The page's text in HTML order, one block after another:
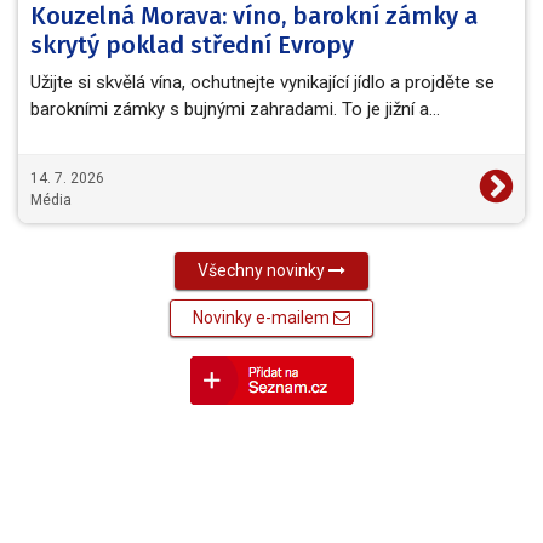
Kouzelná Morava: víno, barokní zámky a
skrytý poklad střední Evropy
Užijte si skvělá vína, ochutnejte vynikající jídlo a projděte se
barokními zámky s bujnými zahradami. To je jižní a…
14. 7. 2026
Média
Všechny novinky
Novinky e-mailem